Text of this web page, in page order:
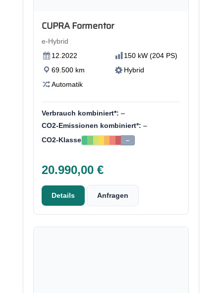
CUPRA Formentor
e-Hybrid
12.2022
150 kW (204 PS)
69.500 km
Hybrid
Automatik
Verbrauch kombiniert*: –
CO2-Emissionen kombiniert*: –
CO2-Klasse
–
20.990,00 €
Details Anfragen